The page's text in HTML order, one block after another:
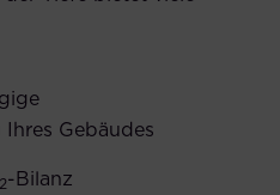
Gebäudes
2-Bilanz